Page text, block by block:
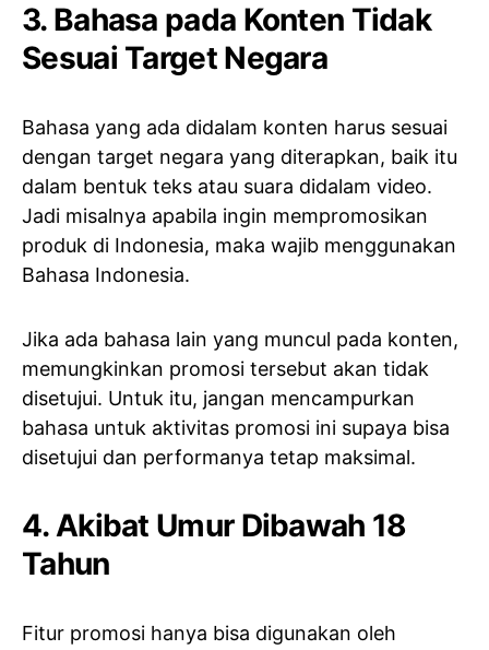
3. Bahasa pada Konten Tidak
Sesuai Target Negara
Bahasa yang ada didalam konten harus sesuai
dengan target negara yang diterapkan, baik itu
dalam bentuk teks atau suara didalam video.
Jadi misalnya apabila ingin mempromosikan
produk di Indonesia, maka wajib menggunakan
Bahasa Indonesia.
Jika ada bahasa lain yang muncul pada konten,
memungkinkan promosi tersebut akan tidak
disetujui. Untuk itu, jangan mencampurkan
bahasa untuk aktivitas promosi ini supaya bisa
disetujui dan performanya tetap maksimal.
4. Akibat Umur Dibawah 18
Tahun
Fitur promosi hanya bisa digunakan oleh